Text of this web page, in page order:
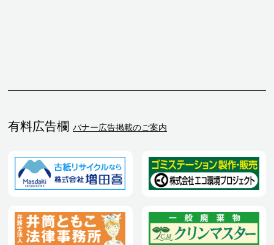
有料広告欄 バナー広告掲載のご案内